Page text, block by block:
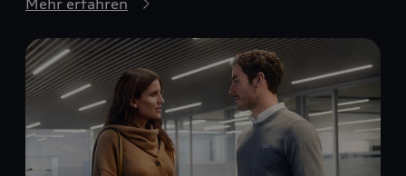
Mehr erfahren